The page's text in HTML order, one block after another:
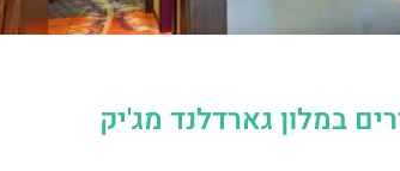
במלון גארדלנד מג'יק